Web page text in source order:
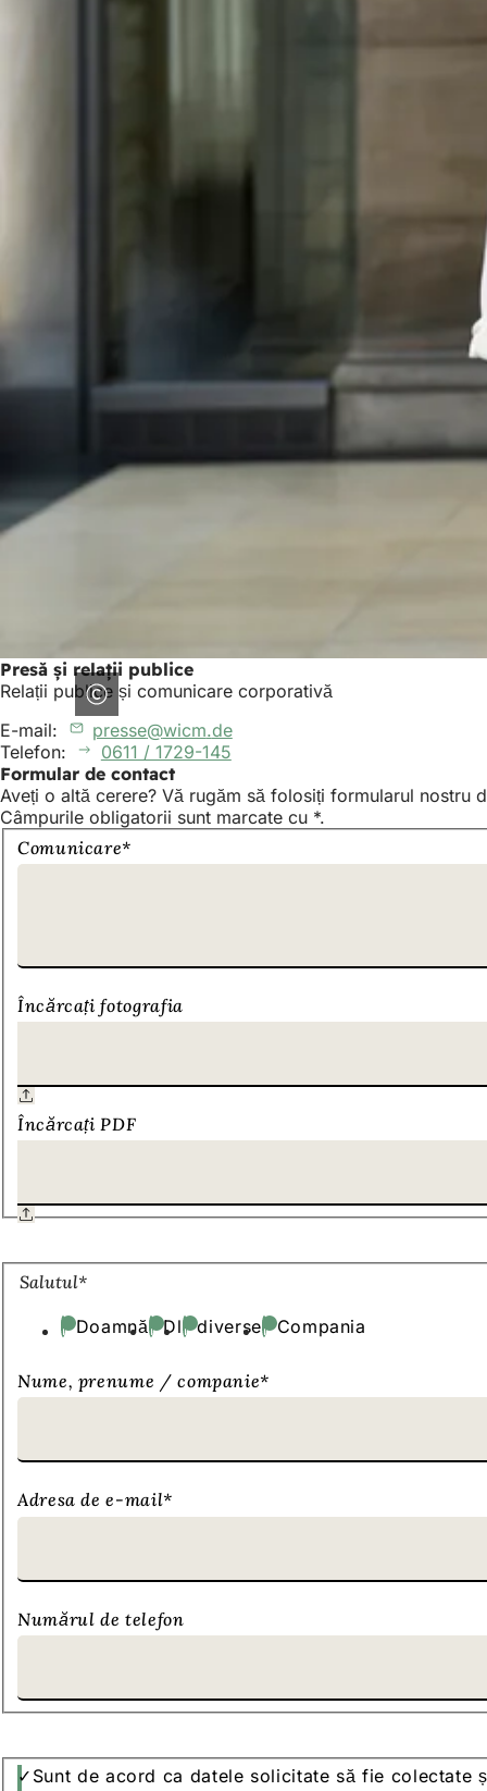
Presă și relații publice
Relații publice și comunicare corporativă
E-mail:
presse wicm de
Telefon:
0611 / 1729-145
Formular de contact
Aveți o altă cerere? Vă rugăm să folosiți formularul nostru
Câmpurile obligatorii sunt marcate cu *.
Comunicare
Comunicare*
Încărcați fotografia
Încărcați PDF
Date
contact
Salutul*
Doamnă Dl diverse Compania
Nume, prenume / companie*
Adresa de e-mail*
Numărul de telefon
Protecția
Sunt de acord ca datele solicitate să fie colectate